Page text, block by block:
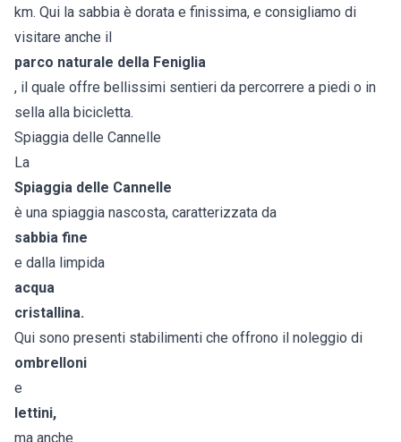
km. Qui la sabbia è dorata e finissima, e consigliamo di
visitare anche il
parco naturale della Feniglia
, il quale offre bellissimi sentieri da percorrere a piedi o in
sella alla bicicletta.
Spiaggia delle Cannelle
La
Spiaggia delle Cannelle
è una spiaggia nascosta, caratterizzata da
sabbia fine
e dalla limpida
acqua
cristallina.
Qui sono presenti stabilimenti che offrono il noleggio di
ombrelloni
e
lettini,
ma anche